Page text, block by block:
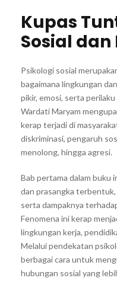
Kupas
Sosial
Psikologi sosial
bagaimana lingkungan
pikir, emosi, serta
Wardati Maryam
kerap terjadi di
diskriminasi, pengaruh
menolong, hingga agresi.
Bab pertama dalam buku
dan prasangka
serta dampaknya
Fenomena ini kerap
lingkungan kerja,
Melalui pendekatan
berbagai cara untuk
hubungan sosial yang